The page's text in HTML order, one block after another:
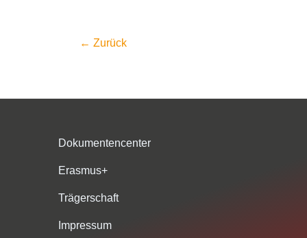
← Zurück
Dokumentencenter
Erasmus+
Trägerschaft
Impressum